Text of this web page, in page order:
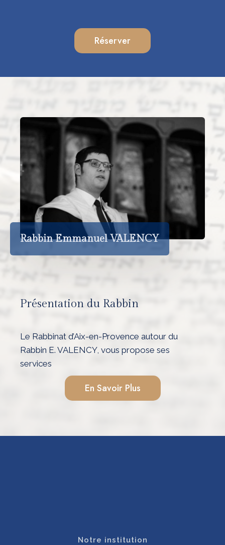
Réserver
Rabbin Emmanuel VALENCY
Présentation du Rabbin
Le Rabbinat d’Aix-en-Provence autour du
Rabbin E. VALENCY, vous propose ses
services
En Savoir Plus
Notre institution